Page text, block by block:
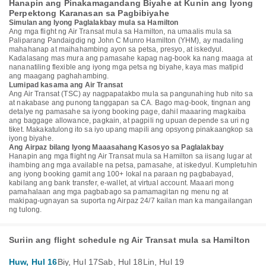
Hanapin ang Pinakamagandang Biyahe at Kunin ang Iyong
Perpektong Karanasan sa Pagbibiyahe
Simulan ang Iyong Paglalakbay mula sa Hamilton
Ang mga flight ng Air Transat mula sa Hamilton, na umaalis mula sa
Paliparang Pandaigdig ng John C Munro Hamilton (YHM), ay madaling
mahahanap at maihahambing ayon sa petsa, presyo, at iskedyul.
Kadalasang mas mura ang pamasahe kapag nag-book ka nang maaga at
nananatiling flexible ang iyong mga petsa ng biyahe, kaya mas matipid
ang maagang paghahambing.
Lumipad kasama ang Air Transat
Ang Air Transat (TSC) ay nagpapatakbo mula sa pangunahing hub nito sa
at nakabase ang punong tanggapan sa CA. Bago mag-book, tingnan ang
detalye ng pamasahe sa iyong booking page, dahil maaaring magkaiba
ang baggage allowance, pagkain, at pagpili ng upuan depende sa uri ng
tiket. Makakatulong ito sa iyo upang mapili ang opsyong pinakaangkop sa
iyong biyahe.
Ang Airpaz bilang Iyong Maaasahang Kasosyo sa Paglalakbay
Hanapin ang mga flight ng Air Transat mula sa Hamilton sa iisang lugar at
ihambing ang mga available na petsa, pamasahe, at iskedyul. Kumpletuhin
ang iyong booking gamit ang 100+ lokal na paraan ng pagbabayad,
kabilang ang bank transfer, e-wallet, at virtual account. Maaari mong
pamahalaan ang mga pagbabago sa pamamagitan ng menu ng at
makipag-ugnayan sa suporta ng Airpaz 24/7 kailan man ka mangailangan
ng tulong.
Suriin ang flight schedule ng Air Transat mula sa Hamilton
Huw, Hul 16Biy, Hul 17Sab, Hul 18Lin, Hul 19